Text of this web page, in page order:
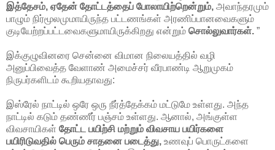
இத்தேசம், ஏதேன் தோட்டத்தைப் போலாயிற்றென்றும், அவாந்தரமும்
பாழும் நிர்மூலமுமாயிருந்த பட்டணங்கள் அரணிப்பானவைகளும்
குடியேற்றப்பட்டவைகளுமாயிருக்கிறது என்றும் சொல்லுவார்கள். ”
இக்குழுவினரை சென்னை விமான நிலையத்தில் வழி
அனுப்பிவைத்த வேளாண் அமைச்சர் வீரபாண்டி ஆறுமுகம்
நிருபர்களிடம் கூறியதாவது:
இஸ்ரேல் நாட்டில் ஒரே ஒரு நீர்த்தேக்கம் மட்டுமே உள்ளது. அந்த
நாட்டில் கடும் தண்ணீர் பஞ்சம் உள்ளது. ஆனால், அங்குள்ள
விவசாயிகள் தோட்ட பயிற்சி மற்றும் விவசாய பயிர்களை
பயிரிடுவதில் பெரும் சாதனை படைத்து, உணவுப் பொருட்களை